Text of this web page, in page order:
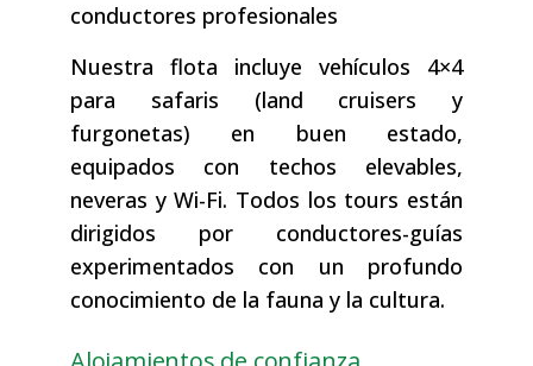
conductores profesionales
Nuestra flota incluye vehículos 4×4
para safaris (land cruisers y
furgonetas) en buen estado,
equipados con techos elevables,
neveras y Wi-Fi. Todos los tours están
dirigidos por conductores-guías
experimentados con un profundo
conocimiento de la fauna y la cultura.